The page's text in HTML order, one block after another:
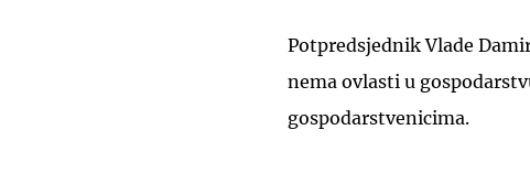
Potpredsjednik Vlade
nema ovlasti u
gospodarstvenicima.